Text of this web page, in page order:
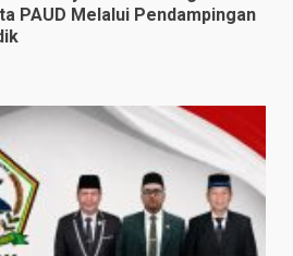
PAUD Melalui Pendampingan